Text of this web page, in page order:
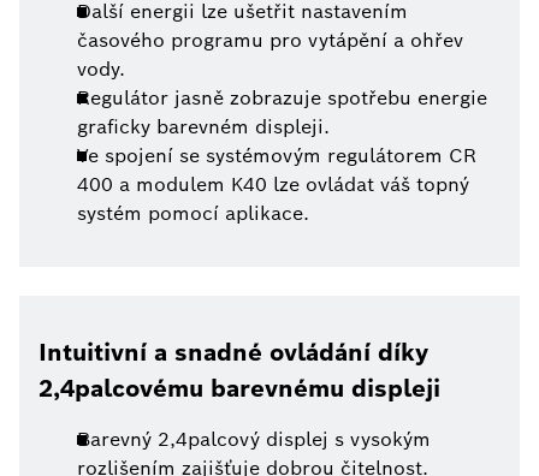
Další energii lze ušetřit nastavením
časového programu pro vytápění a ohřev
vody.
Regulátor jasně zobrazuje spotřebu energie
graficky barevném displeji.
Ve spojení se systémovým regulátorem CR
400 a modulem K40 lze ovládat váš topný
systém pomocí aplikace.
Intuitivní a snadné ovládání díky
2,4palcovému barevnému displeji
Barevný 2,4palcový displej s vysokým
rozlišením zajišťuje dobrou čitelnost.